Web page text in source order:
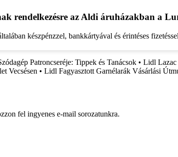
rendelkezésre az Aldi áruházakban a
készpénzzel, bankkártyával és érintéses
Patroncseréje: Tippek és Tanácsok • Lidl Lazac
Vecsésen • Lidl Fagyasztott Garnélarák Vásárlási
fel ingyenes e-mail sorozatunkra.